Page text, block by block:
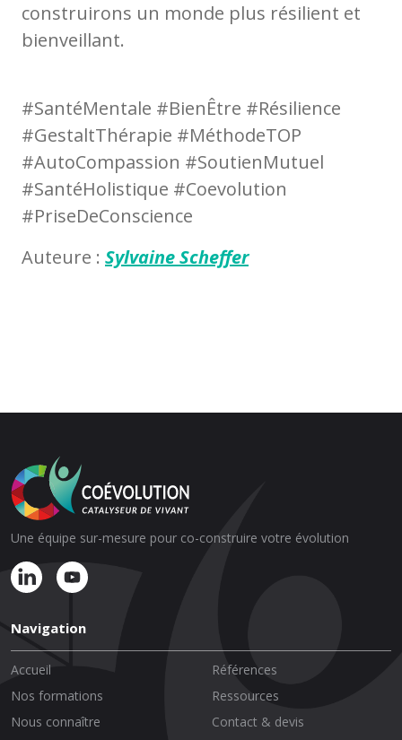
construirons un monde plus résilient et
bienveillant.
#SantéMentale #BienÊtre #Résilience
#GestaltThérapie #MéthodeTOP
#AutoCompassion #SoutienMutuel
#SantéHolistique #Coevolution
#PriseDeConscience
Auteure : Sylvaine Scheffer
Une équipe sur-mesure pour co-construire votre évolution
Navigation
Accueil
Nos formations
Nous connaître
Références
Ressources
Contact & devis